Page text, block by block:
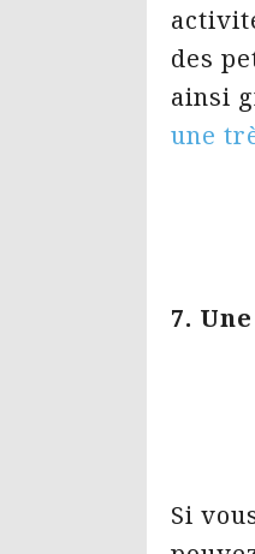
des
ainsi
une
7.
Si